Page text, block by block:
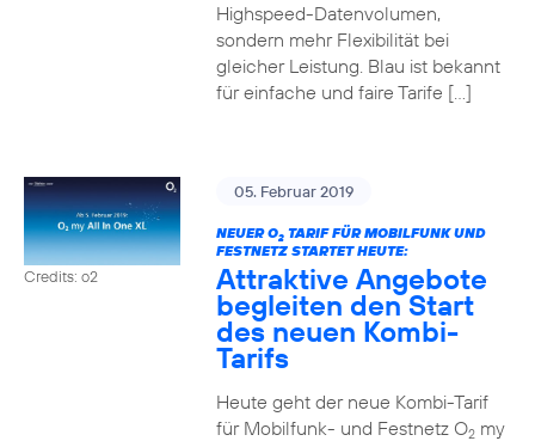
Highspeed-Datenvolumen,
sondern mehr Flexibilität bei
gleicher Leistung. Blau ist bekannt
für einfache und faire Tarife […]
Credits: o2
05. Februar 2019
NEUER O2TARIF FÜR MOBILFUNK UND
FESTNETZ STARTET HEUTE:
Attraktive Angebote
begleiten den Start
des neuen Kombi-
Tarifs
Heute geht der neue Kombi-Tarif
für Mobilfunk- und Festnetz O2my